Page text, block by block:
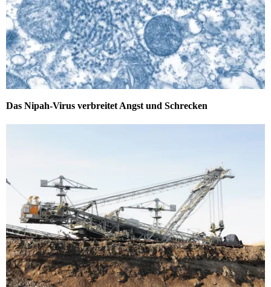
Das Nipah-Virus verbreitet Angst und Schrecken